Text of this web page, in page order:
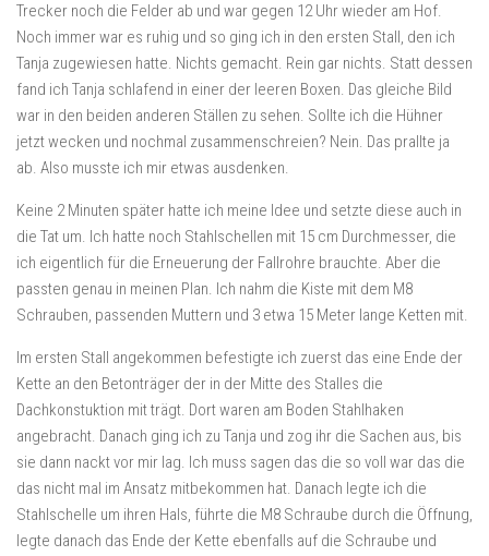
Trecker noch die Felder ab und war gegen 12 Uhr wieder am Hof.
Noch immer war es ruhig und so ging ich in den ersten Stall, den ich
Tanja zugewiesen hatte. Nichts gemacht. Rein gar nichts. Statt dessen
fand ich Tanja schlafend in einer der leeren Boxen. Das gleiche Bild
war in den beiden anderen Ställen zu sehen. Sollte ich die Hühner
jetzt wecken und nochmal zusammenschreien? Nein. Das prallte ja
ab. Also musste ich mir etwas ausdenken.
Keine 2 Minuten später hatte ich meine Idee und setzte diese auch in
die Tat um. Ich hatte noch Stahlschellen mit 15 cm Durchmesser, die
ich eigentlich für die Erneuerung der Fallrohre brauchte. Aber die
passten genau in meinen Plan. Ich nahm die Kiste mit dem M8
Schrauben, passenden Muttern und 3 etwa 15 Meter lange Ketten mit.
Im ersten Stall angekommen befestigte ich zuerst das eine Ende der
Kette an den Betonträger der in der Mitte des Stalles die
Dachkonstuktion mit trägt. Dort waren am Boden Stahlhaken
angebracht. Danach ging ich zu Tanja und zog ihr die Sachen aus, bis
sie dann nackt vor mir lag. Ich muss sagen das die so voll war das die
das nicht mal im Ansatz mitbekommen hat. Danach legte ich die
Stahlschelle um ihren Hals, führte die M8 Schraube durch die Öffnung,
legte danach das Ende der Kette ebenfalls auf die Schraube und